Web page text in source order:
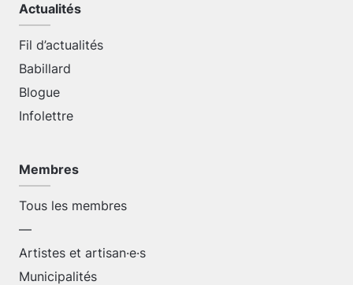
Actualités
Fil d’actualités
Babillard
Blogue
Infolettre
Membres
Tous les membres
—
Artistes et artisan·e·s
Municipalités